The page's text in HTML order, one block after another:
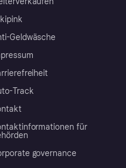
Geldwäsche
Track
für
governance